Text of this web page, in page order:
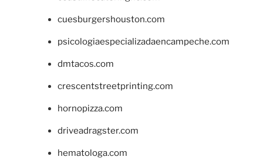
cuesburgershouston.com
psicologiaespecializadaencampeche.com
dmtacos.com
crescentstreetprinting.com
hornopizza.com
driveadragster.com
hematologa.com